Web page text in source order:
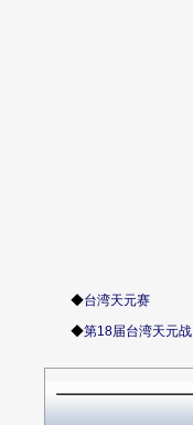
◆台湾天元赛
◆第18届台湾天元战